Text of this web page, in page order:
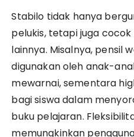
Stabilo tidak hanya
pelukis, tetapi juga
lainnya. Misalnya, pensil
digunakan oleh anak-
mewarnai, sementara
bagi siswa dalam
buku pelajaran.
memungkinkan